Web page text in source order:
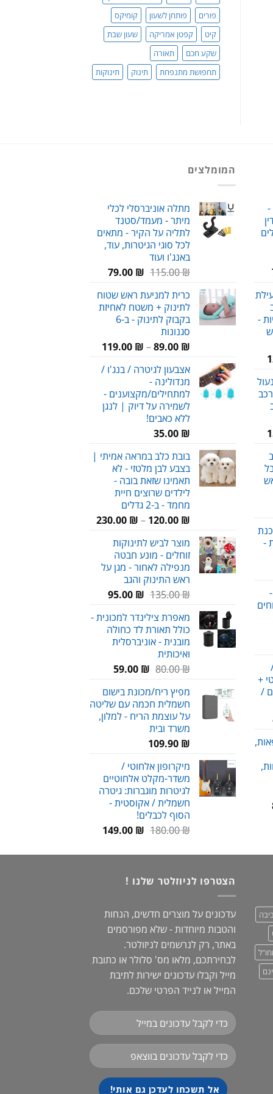
פורים
פותחן לשעון
קומיקס
קיט
קפטן אמריקה
שעון שבת
שקע חכם
תאורה
תחפושת מתנפחת
תינוק תינוקות
-
טווח
עד
-
המחיר
הוא:
120.00 ₪.
המחיר
159.00 ₪.
-
+
/
המחיר
הוא:
טווח
המומלצים
מתלה אוניברסלי לכלי
מיתר - מעמד/סטנד
לתליה על הקיר - מתאים
לכל סוגי הגיטרות, עוד,
באנג'ו ועוד
115.00₪
המחיר
היה:
115.00 ₪.
79.00 ₪
המחיר
הוא:
79.00 ₪.
כרית למניעת ראש שטוח
לתינוק + משטח לאחיזת
בקבוק לתינוק - ב-6
סגנונות
89.00 ₪
–
119.00 ₪
אצבעון לגיטרה / בנג'ו /
מנדולינה -
למתחילים/מקצוענים -
לשמירה על דיוק | לנגן
ללא כאבים!
35.00 ₪
בובת כלב במראה אמיתי |
בצבע לבן מלטזי - לא
תאמינו שזאת בובה -
לילדים שרוצים חיית
מחמד - ב-2 גדלים
120.00 ₪
–
230.00 ₪
טווח
מוצר לביש לתינוקות
זוחלים - מונע חבטה
מנפילה לאחור - מגן על
ראש התינוק והגב
135.00₪
המחיר
היה:
135.00 ₪.
95.00 ₪
המחיר
הוא:
95.00 ₪.
מאפרת צילינדר למכונית -
כולל תאורת לד כחולה
מובנית - אוניברסלית
ואיכותית
80.00₪
המחיר
היה:
80.00 ₪.
59.00 ₪
המחיר
הוא:
59.00 ₪.
מפיץ ריח/מכונת בישום
חשמלית חכמה עם שליטה
על עוצמת הריח - למלון,
משרד ובית
109.90 ₪
מיקרופון אלחוטי /
משדר-מקלט אלחוטיים
לגיטרות מוגברות: גיטרה
חשמלית / אקוסטית -
הסוף לכבלים!
180.00₪
המחיר
היה:
149.00 ₪
המחיר
הוא:
הצטרפו לניוזלטר שלנו !
עדכונים על מוצרים חדשים, הנחות
והטבות מיוחדות - שלא מפורסמים
באתר, רק לנרשמים לניזולטר.
לבחירתכם, מלאו מס' סלולר או כתובת
מייל וקבלו עדכונים ישירות לתיבת
המייל או לנייד הפרטי שלכם.